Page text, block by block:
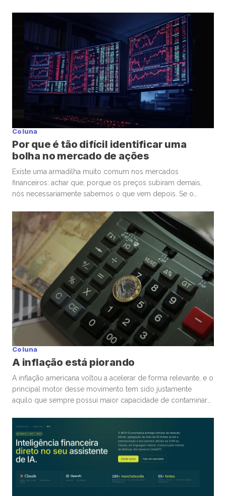
democratizou os investimentos e trouxe milhões de novos
participantes para a bolsa. Mas, junto com essa facilidade,
surgiu um comportamento que […]
Coluna
Por que é tão difícil identificar uma
bolha no mercado de ações
Existe uma armadilha muito comum nos mercados
financeiros: achar que, porque os preços subiram demais,
nós necessariamente sabemos o que vem depois. Se o
talvez ainda mais perigoso seja ter certeza absoluta,
independentemente de ele estar ou não. Nas últimas
semanas, vimos movimentos impressionantes. […]
Coluna
A inflação está piorando
A inflação americana voltou a acelerar de forma relevante, e o
principal motor desse movimento tem sido justamente
aquilo que sempre possui maior capacidade de contaminar
de Ormuz trouxe novamente para o centro da discussão um
tema que […]